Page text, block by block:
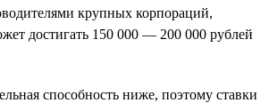
крупных корпораций,
достигать 150 000 — 200 000 рублей
способность ниже, поэтому ставки